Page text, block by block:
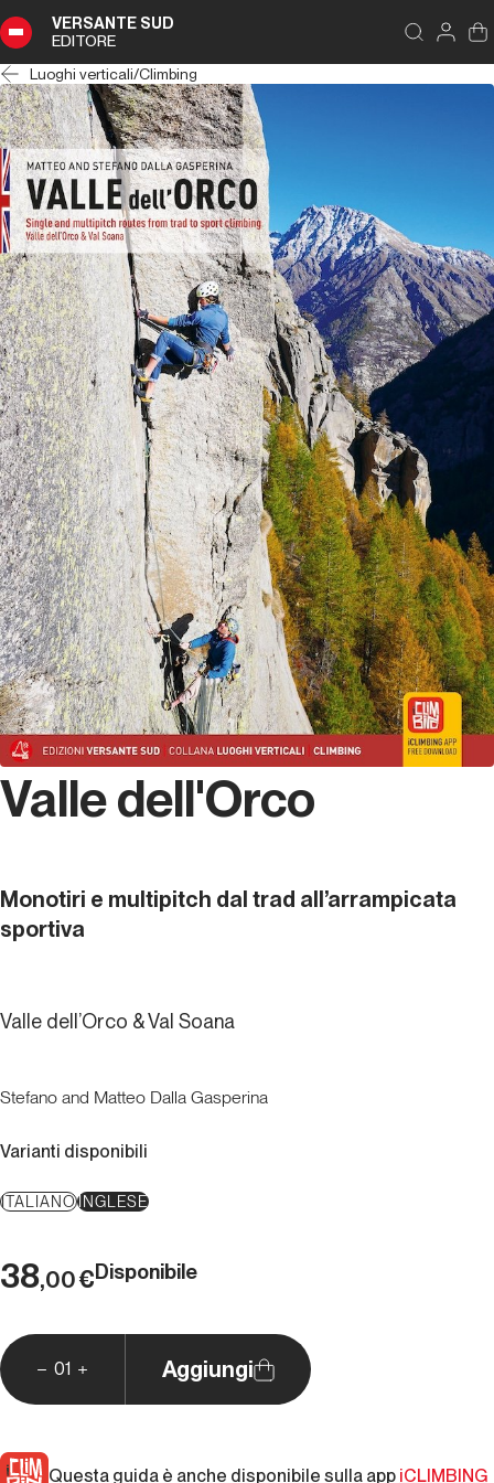
VERSANTE SUD
EDITORE
Luoghi verticali/Climbing
Valle dell'Orco
Monotiri e multipitch dal trad all’arrampicata
sportiva
Valle dell’Orco & Val Soana
Stefano and Matteo Dalla Gasperina
Varianti disponibili
ITALIANOINGLESE
38,00€Disponibile
01 Aggiungi
Questa guida è anche disponibile sulla app iCLIMBING